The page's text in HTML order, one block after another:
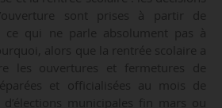
sont prises à partir de
ce qui ne parle absolument pas à
alors que la rentrée scolaire a
les ouvertures et fermetures de
et officialisées au mois de
municipales fin mars ou